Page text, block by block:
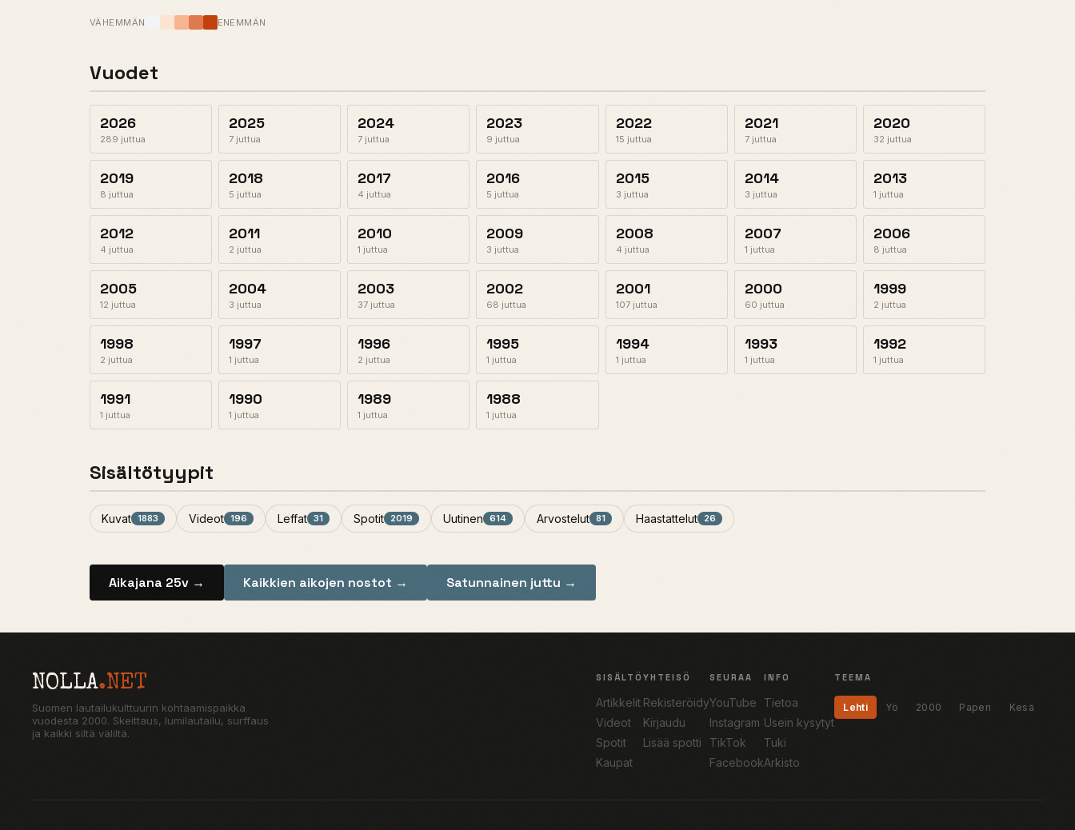
VÄHEMMÄN ENEMMÄN
Vuodet
2026
289 juttua
2025
7 juttua
2024
7 juttua
2023
9 juttua
2022
15 juttua
2021
7 juttua
2020
32 juttua
2019
8 juttua
2018
5 juttua
2017
4 juttua
2016
5 juttua
2015
3 juttua
2014
3 juttua
2013
1 juttua
2012
4 juttua
2011
2 juttua
2010
1 juttua
2009
3 juttua
2008
4 juttua
2007
1 juttua
2006
8 juttua
2005
12 juttua
2004
3 juttua
2003
37 juttua
2002
68 juttua
2001
107 juttua
2000
60 juttua
1999
2 juttua
1998
2 juttua
1997
1 juttua
1996
2 juttua
1995
1 juttua
1994
1 juttua
1993
1 juttua
1992
1 juttua
1991
1 juttua
1990
1 juttua
1989
1 juttua
1988
1 juttua
Sisältötyypit
Kuvat 1883 Videot 196 Leffat 31 Spotit 2019 Uutinen 614 Arvostelut 81 Haastattelut 26
Aikajana 25v → Kaikkien aikojen nostot → Satunnainen juttu →
NOLLA.NET
Suomen lautailukulttuurin kohtaamispaikka
vuodesta 2000. Skeittaus, lumilautailu, surffaus
ja kaikki siltä väliltä.
SISÄLTÖ
Artikkelit
Videot
Spotit
Kaupat
YHTEISÖ
Rekisteröidy
Kirjaudu
Lisää spotti
SEURAA
YouTube
Instagram
TikTok
Facebook
INFO
Tietoa
Usein kysytyt
Tuki
Arkisto
TEEMA
Lehti Yö 2000 Paperi Kesä